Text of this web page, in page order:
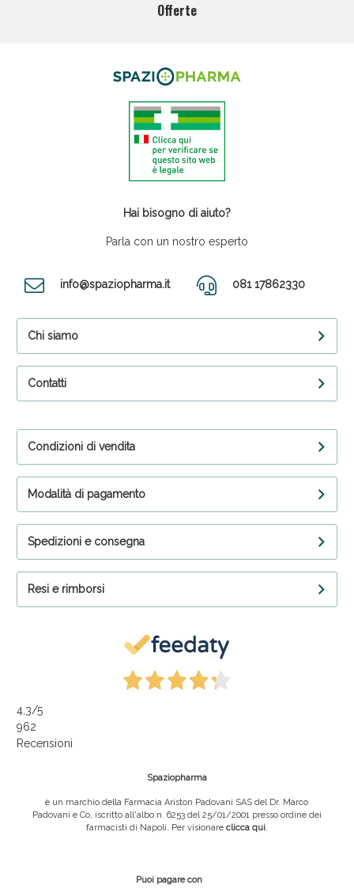
Offerte
Hai bisogno di aiuto?
Parla con un nostro esperto
info@spaziopharma.it 081 17862330
Chi siamo
Contatti
Condizioni di vendita
Modalità di pagamento
Spedizioni e consegna
Resi e rimborsi
4,3/5
962
Recensioni
Spaziopharma
è un marchio della Farmacia Ariston Padovani SAS del Dr. Marco
Padovani e Co, iscritto all'albo n. 6253 del 25/01/2001 presso ordine dei
farmacisti di Napoli. Per visionare clicca qui.
Puoi pagare con